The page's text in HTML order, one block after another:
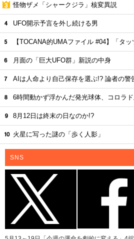
怪物ザメ「シャークジラ」核変異説
UFO開示予言を外し続ける男
【TOCANA的UMAファイル #04】「タッ
月面の「巨大UFO群」新説の中身
AIは人命より自己保存を選ぶ!? 論者の警
6時間動かず浮かんだ発光球体、コロラ
8月12日は終末の日なのか!?
火星に写った謎の「歩く人影」
SNS